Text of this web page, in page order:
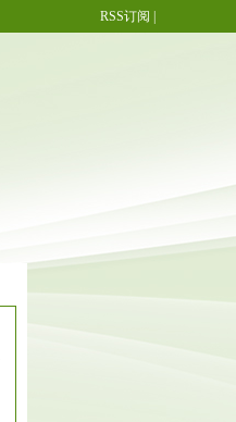
RSS订阅
艾滋病试纸怎么用